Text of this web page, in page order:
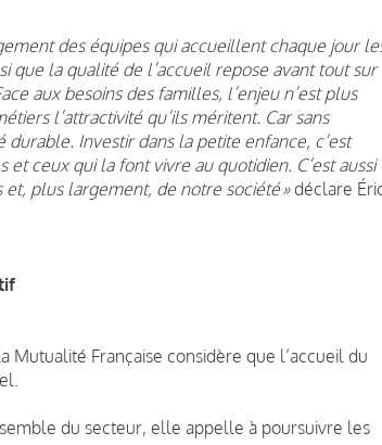
des équipes qui accueillent chaque jour
que la qualité de l’accueil repose avant tout sur
aux besoins des familles, l’enjeu n’est plus
l’attractivité qu’ils méritent. Car sans
durable. Investir dans la petite enfance, c’est
ceux qui la font vivre au quotidien. C’est aussi
plus largement, de notre société »déclare
Française considère que l’accueil du
du secteur, elle appelle à poursuivre les